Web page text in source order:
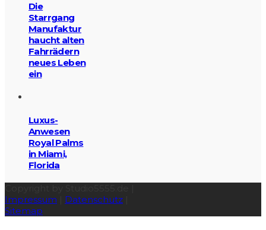
Die
Starrgang
Manufaktur
haucht alten
Fahrrädern
neues Leben
ein
Luxus-
Anwesen
Royal Palms
in Miami,
Florida
Impressum
Datenschutz
Sitemap